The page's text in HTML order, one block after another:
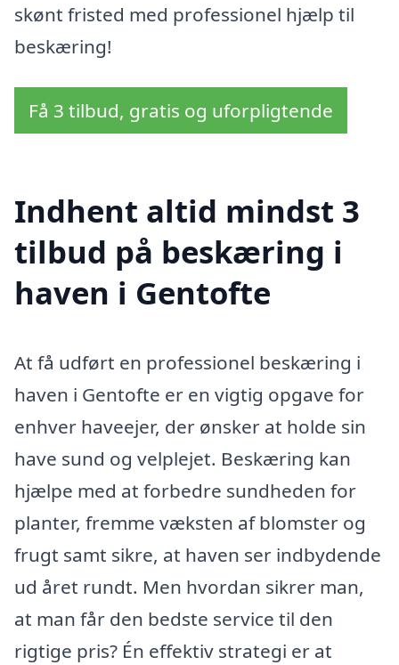
skønt fristed med professionel hjælp til
beskæring!
Få 3 tilbud, gratis og uforpligtende
Indhent altid mindst 3
tilbud på beskæring i
haven i Gentofte
At få udført en professionel beskæring i
haven i Gentofte er en vigtig opgave for
enhver haveejer, der ønsker at holde sin
have sund og velplejet. Beskæring kan
hjælpe med at forbedre sundheden for
planter, fremme væksten af blomster og
frugt samt sikre, at haven ser indbydende
ud året rundt. Men hvordan sikrer man,
at man får den bedste service til den
rigtige pris? Én effektiv strategi er at